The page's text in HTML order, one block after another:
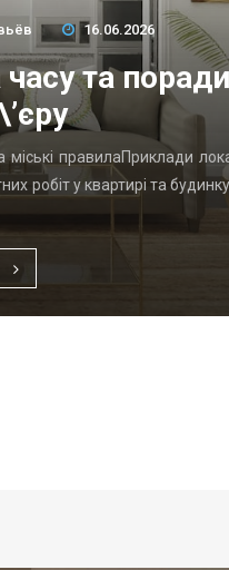
16.06.2026
та
міські правилаПриклади
робіт у квартирі та